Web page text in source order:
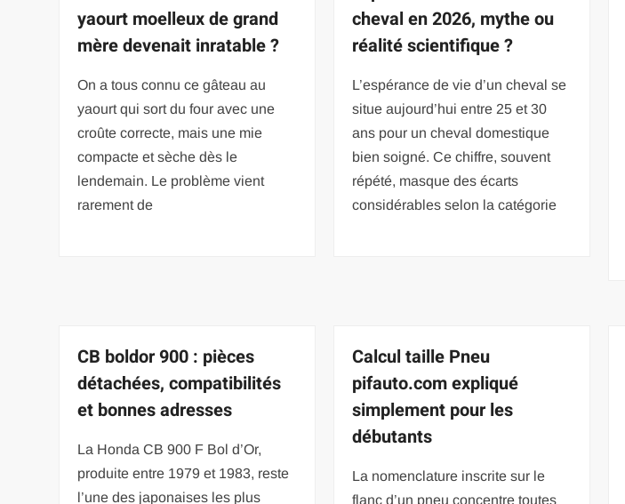
yaourt moelleux de grand
mère devenait inratable ?
On a tous connu ce gâteau au
yaourt qui sort du four avec une
croûte correcte, mais une mie
compacte et sèche dès le
lendemain. Le problème vient
rarement de
cheval en 2026, mythe ou
réalité scientifique ?
L’espérance de vie d’un cheval se
situe aujourd’hui entre 25 et 30
ans pour un cheval domestique
bien soigné. Ce chiffre, souvent
répété, masque des écarts
considérables selon la catégorie
CB boldor 900 : pièces
détachées, compatibilités
et bonnes adresses
La Honda CB 900 F Bol d’Or,
produite entre 1979 et 1983, reste
l’une des japonaises les plus
Calcul taille Pneu
pifauto.com expliqué
simplement pour les
débutants
La nomenclature inscrite sur le
flanc d’un pneu concentre toutes